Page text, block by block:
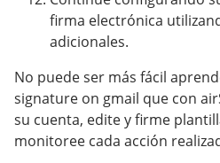
firma electrónica
adicionales.
No puede ser más fácil
signature on gmail que con
su cuenta, edite y firme
monitoree cada acción